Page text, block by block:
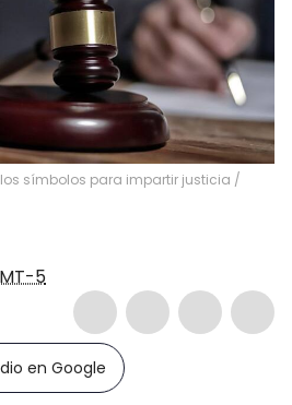
los símbolos para impartir justicia /
5
en Google